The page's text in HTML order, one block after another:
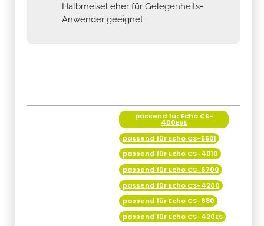
Halbmeisel eher für Gelegenheits-
Anwender geeignet.
Produkteigenschaft passend für Echo CS-
400EVL
passend für Echo CS-5501
passend für Echo CS-4010
passend für Echo CS-6700
passend für Echo CS-4200
passend für Echo CS-680
passend für Echo CS-420ES